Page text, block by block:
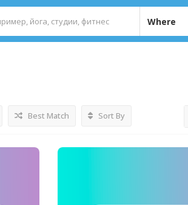
Where
Best Match Sort By